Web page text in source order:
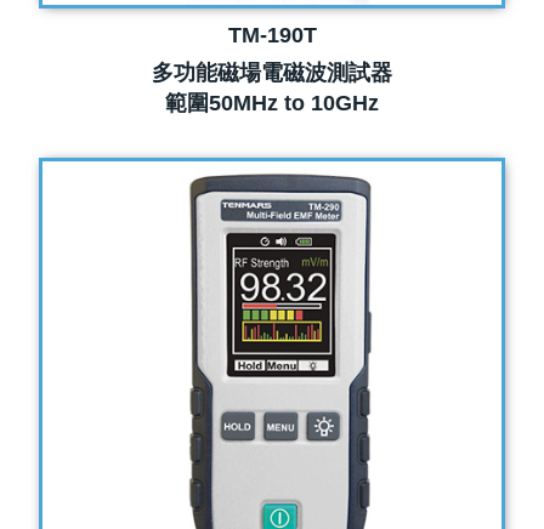
TM-190T
多功能磁場電磁波測試器
範圍50MHz to 10GHz